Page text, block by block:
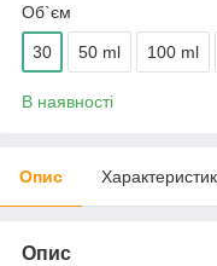
Об`єм
30 50 ml 100 ml
В наявності
Опис
Опис